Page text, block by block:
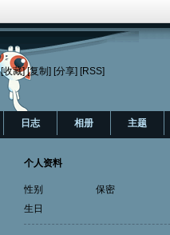
[收藏] [复制] [分享] [RSS]
日志 相册 主题
个人资料
性别
保密
生日